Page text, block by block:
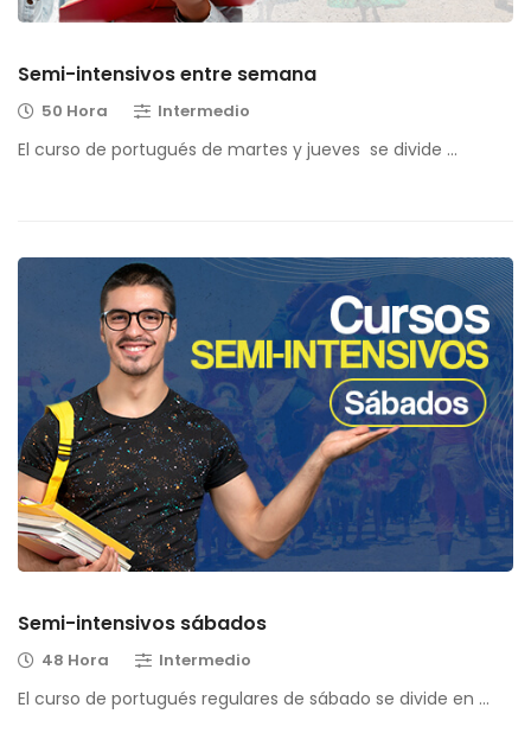
Semi-intensivos entre semana
50 Hora Intermedio
El curso de portugués de martes y jueves se divide …
Semi-intensivos sábados
48 Hora Intermedio
El curso de portugués regulares de sábado se divide en …